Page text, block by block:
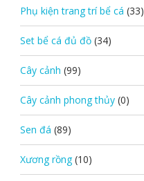
Phụ kiện trang trí bể cá (33)
Set bể cá đủ đồ (34)
Cây cảnh (99)
Cây cảnh phong thủy (0)
Sen đá (89)
Xương rồng (10)